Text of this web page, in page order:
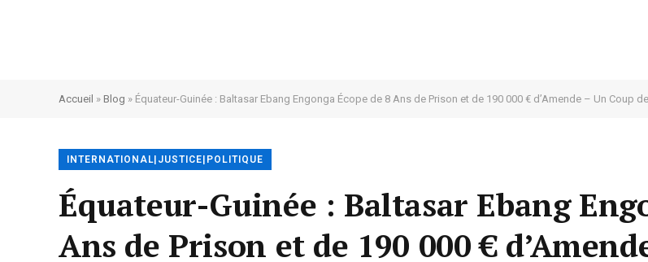
Accueil » Blog » Équateur-Guinée : Baltasar Ebang Engonga Écope de 8 Ans de Prison et de 190 000 € d’Amende – Un Coup
INTERNATIONAL|JUSTICE|POLITIQUE
Équateur-Guinée : Baltasar Ebang
Ans de Prison et de 190 000 €